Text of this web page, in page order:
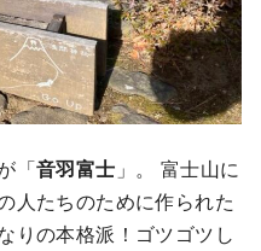
「音羽富士 」。 富士山に
人たちのために作られた
りの本格派！ゴツゴツし